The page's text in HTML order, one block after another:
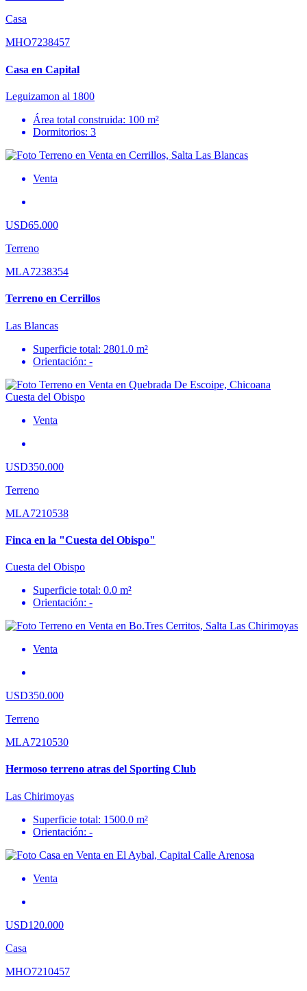
Casa
MHO7238457
Casa en Capital
Leguizamon al 1800
Área total construida: 100 m²
Dormitorios: 3
Venta
USD65.000
Terreno
MLA7238354
Terreno en Cerrillos
Las Blancas
Superficie total: 2801.0 m²
Orientación: -
Venta
USD350.000
Terreno
MLA7210538
Finca en la "Cuesta del Obispo"
Cuesta del Obispo
Superficie total: 0.0 m²
Orientación: -
Venta
USD350.000
Terreno
MLA7210530
Hermoso terreno atras del Sporting Club
Las Chirimoyas
Superficie total: 1500.0 m²
Orientación: -
Venta
USD120.000
Casa
MHO7210457